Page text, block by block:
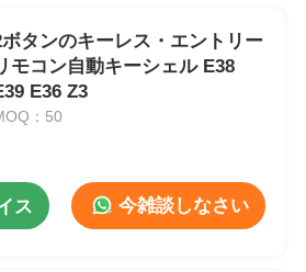
タンのキーレス・エントリー
モコン自動キーシェル E38
E36 Z3
：50
ス 今雑談しなさい